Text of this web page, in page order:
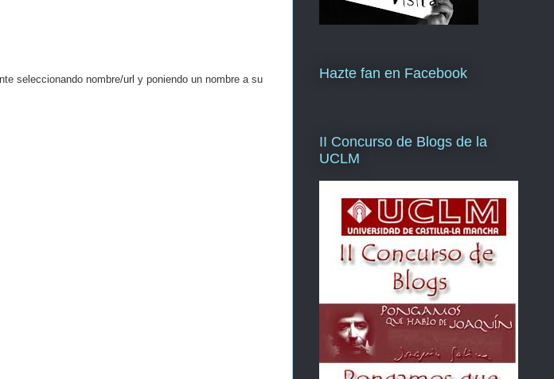
seleccionando nombre/url y poniendo un nombre a su
Hazte fan en Facebook
II Concurso de Blogs de la
UCLM